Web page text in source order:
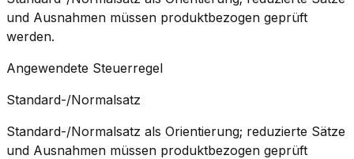
und Ausnahmen müssen produktbezogen geprüft
werden.
Angewendete Steuerregel
Standard-/Normalsatz
Standard-/Normalsatz als Orientierung; reduzierte Sätze
und Ausnahmen müssen produktbezogen geprüft